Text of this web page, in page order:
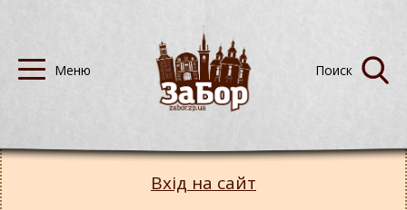
Вхід на сайт